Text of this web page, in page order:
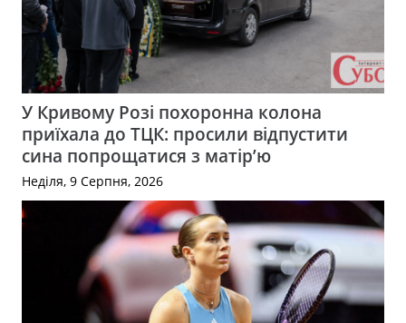
У Кривому Розі похоронна колона
приїхала до ТЦК: просили відпустити
сина попрощатися з матір’ю
Неділя, 9 Серпня, 2026